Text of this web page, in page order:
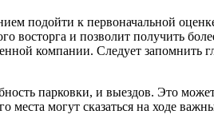
подойти к первоначальной
восторга и позволит получить
компании. Следует запомнить
парковки, и выездов. Это
могут сказаться на ходе